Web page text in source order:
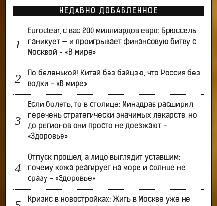
НЕДАВНО ДОБАВЛЕННОЕ
Euroclear, с вас 200 миллиардов евро: Брюссель
паникует — и проигрывает финансовую битву с
Москвой - «В мире»
По беленькой! Китай без байцзю, что Россия без
водки - «В мире»
Если болеть, то в столице: Минздрав расширил
перечень стратегически значимых лекарств, но
до регионов они просто не доезжают -
«Здоровье»
Отпуск прошел, а лицо выглядит уставшим:
почему кожа реагирует на море и солнце не
сразу - «Здоровье»
Кризис в новостройках: Жить в Москве уже не